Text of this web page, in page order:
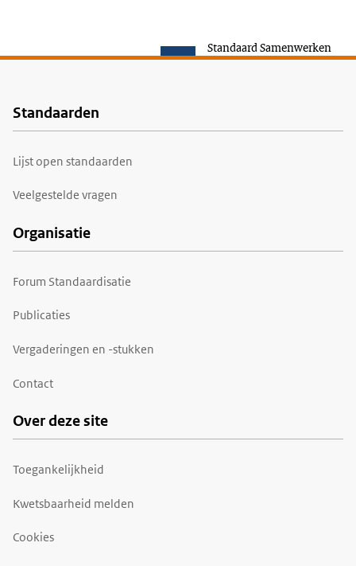
Standaard Samenwerken
Voet
Standaarden
Lijst open standaarden
Veelgestelde vragen
Organisatie
Forum Standaardisatie
Publicaties
Vergaderingen en -stukken
Contact
Over deze site
Toegankelijkheid
Kwetsbaarheid melden
Cookies